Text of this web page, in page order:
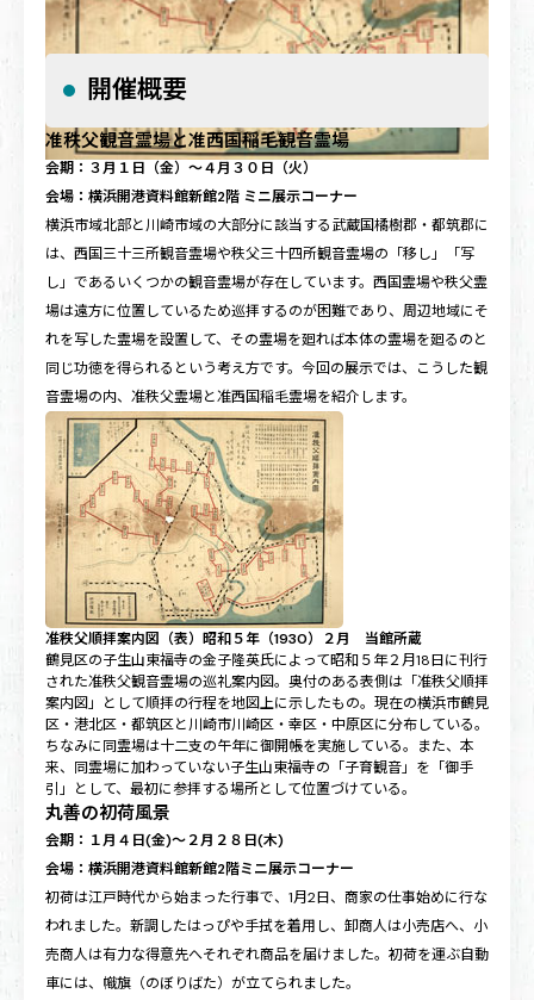
開催概要
准秩父観音霊場と准西国稲毛観音霊場
会期：３月１日（金）～４月３０日（火）
会場：横浜開港資料館新館2階 ミニ展示コーナー
横浜市域北部と川崎市域の大部分に該当する武蔵国橘樹郡・都筑郡に
は、西国三十三所観音霊場や秩父三十四所観音霊場の「移し」「写
し」であるいくつかの観音霊場が存在しています。西国霊場や秩父霊
場は遠方に位置しているため巡拝するのが困難であり、周辺地域にそ
れを写した霊場を設置して、その霊場を廻れば本体の霊場を廻るのと
同じ功徳を得られるという考え方です。今回の展示では、こうした観
音霊場の内、准秩父霊場と准西国稲毛霊場を紹介します。
准秩父順拝案内図（表）昭和５年（1930）２月 当館所蔵
鶴見区の子生山東福寺の金子隆英氏によって昭和５年２月18日に刊行
された准秩父観音霊場の巡礼案内図。奥付のある表側は「准秩父順拝
案内図」として順拝の行程を地図上に示したもの。現在の横浜市鶴見
区・港北区・都筑区と川崎市川崎区・幸区・中原区に分布している。
ちなみに同霊場は十二支の午年に御開帳を実施している。また、本
来、同霊場に加わっていない子生山東福寺の「子育観音」を「御手
引」として、最初に参拝する場所として位置づけている。
丸善の初荷風景
会期：１月４日(金)～２月２８日(木)
会場：横浜開港資料館新館2階ミニ展示コーナー
初荷は江戸時代から始まった行事で、1月2日、商家の仕事始めに行な
われました。新調したはっぴや手拭を着用し、卸商人は小売店へ、小
売商人は有力な得意先へそれぞれ商品を届けました。初荷を運ぶ自動
車には、幟旗（のぼりばた）が立てられました。